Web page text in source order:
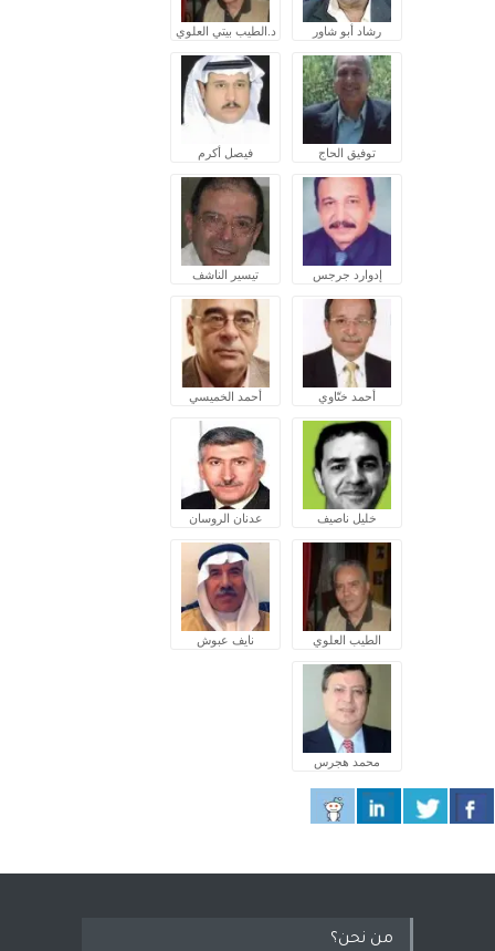
رشاد أبو شاور د.الطيب بيتي العلوي
توفيق الحاج فيصل أكرم
إدوارد جرجس تيسير الناشف
أحمد ختّاوي أحمد الخميسي
خليل ناصيف عدنان الروسان
الطيب العلوي نايف عبوش
محمد هجرس
من نحن؟